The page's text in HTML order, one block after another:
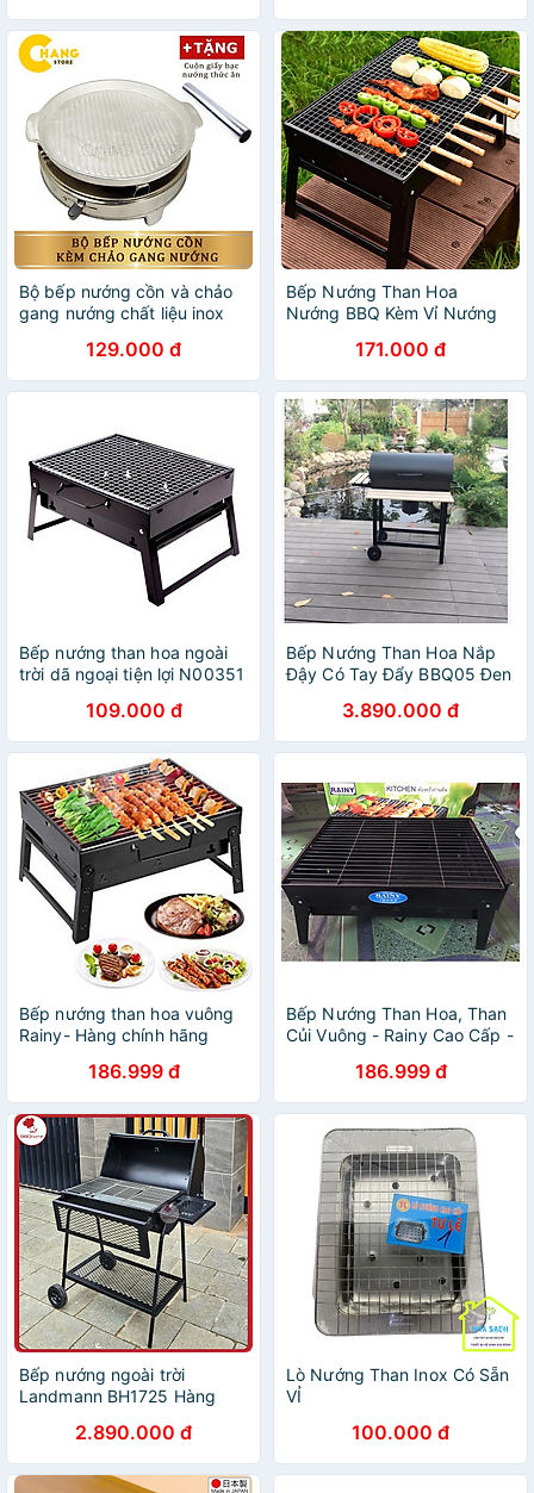
Bộ bếp nướng cồn và chảo
gang nướng chất liệu inox
Tặng giấy bạc129.000 đ
Bếp Nướng Than Hoa
Nướng BBQ Kèm Vỉ Nướng
Tiện Lợi - Hàng Chính Hãng
MINIIN
171.000 đ
Bếp nướng than hoa ngoài
trời dã ngoại tiện lợi N00351
109.000 đ
Bếp Nướng Than Hoa Nắp
Đậy Có Tay Đẩy BBQ05 Đen
3.890.000 đ
Bếp nướng than hoa vuông
Rainy- Hàng chính hãng
186.999 đ
Bếp Nướng Than Hoa, Than
Củi Vuông - Rainy Cao Cấp -
186.999 đ
Bếp nướng ngoài trời
Landmann BH1725 Hàng
2.890.000 đ
Lò Nướng Than Inox Có Sẵn
VỈ
100.000 đ